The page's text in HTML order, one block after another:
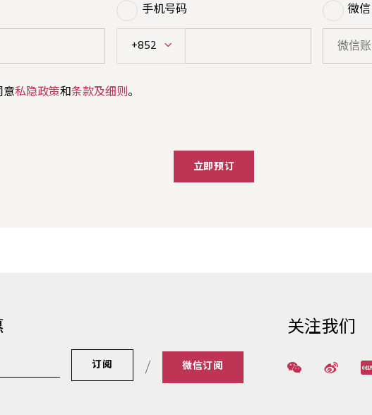
手机号码
+852
微
私隐政策和条款及细则。
立即预订
订阅 微信订阅
关注我们